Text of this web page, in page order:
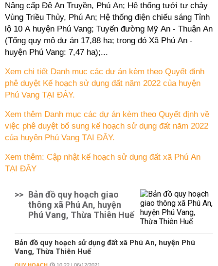
Nâng cấp Đê An Truyền, Phú An; Hệ thống tưới tự chảy
Vùng Triều Thủy, Phú An; Hệ thống điện chiếu sáng Tỉnh
lộ 10 A huyện Phú Vang; Tuyến đường Mỹ An - Thuận An
(Tổng quy mô dự án 17,88 ha; trong đó Xã Phú An -
huyện Phú Vang: 7,47 ha);...
Xem chi tiết Danh mục các dự án kèm theo Quyết định
phê duyệt Kế hoạch sử dụng đất năm 2022 của huyện
Phú Vang TẠI ĐÂY.
Xem thêm Danh mục các dự án kèm theo Quyết định về
việc phê duyệt bổ sung kế hoạch sử dụng đất năm 2022
của huyện Phú Vang TẠI ĐÂY.
Xem thêm: Cập nhật kế hoạch sử dụng đất xã Phú An
TẠI ĐÂY
>> Bản đồ quy hoạch giao
thông xã Phú An, huyện
Phú Vang, Thừa Thiên Huế
Bản đồ quy hoạch sử dụng đất xã Phú An, huyện Phú
Vang, Thừa Thiên Huế